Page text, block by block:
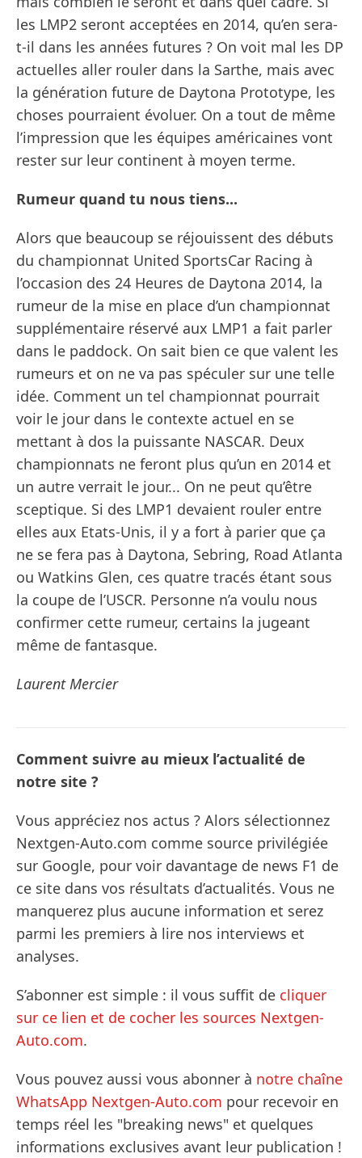
les LMP2 seront acceptées en 2014, qu’en sera-
t-il dans les années futures ? On voit mal les DP
actuelles aller rouler dans la Sarthe, mais avec
la génération future de Daytona Prototype, les
choses pourraient évoluer. On a tout de même
l’impression que les équipes américaines vont
rester sur leur continent à moyen terme.
Rumeur quand tu nous tiens...
Alors que beaucoup se réjouissent des débuts
du championnat United SportsCar Racing à
l’occasion des 24 Heures de Daytona 2014, la
rumeur de la mise en place d’un championnat
supplémentaire réservé aux LMP1 a fait parler
dans le paddock. On sait bien ce que valent les
rumeurs et on ne va pas spéculer sur une telle
idée. Comment un tel championnat pourrait
voir le jour dans le contexte actuel en se
mettant à dos la puissante NASCAR. Deux
championnats ne feront plus qu’un en 2014 et
un autre verrait le jour... On ne peut qu’être
sceptique. Si des LMP1 devaient rouler entre
elles aux Etats-Unis, il y a fort à parier que ça
ne se fera pas à Daytona, Sebring, Road Atlanta
ou Watkins Glen, ces quatre tracés étant sous
la coupe de l’USCR. Personne n’a voulu nous
confirmer cette rumeur, certains la jugeant
même de fantasque.
Laurent Mercier
Comment suivre au mieux l’actualité de
notre site ?
Vous appréciez nos actus ? Alors sélectionnez
Nextgen-Auto.com comme source privilégiée
sur Google, pour voir davantage de news F1 de
ce site dans vos résultats d’actualités. Vous ne
manquerez plus aucune information et serez
parmi les premiers à lire nos interviews et
analyses.
S’abonner est simple : il vous suffit de cliquer
sur ce lien et de cocher les sources Nextgen-
Auto.com.
Vous pouvez aussi vous abonner à notre chaîne
WhatsApp Nextgen-Auto.com pour recevoir en
temps réel les "breaking news" et quelques
informations exclusives avant leur publication !